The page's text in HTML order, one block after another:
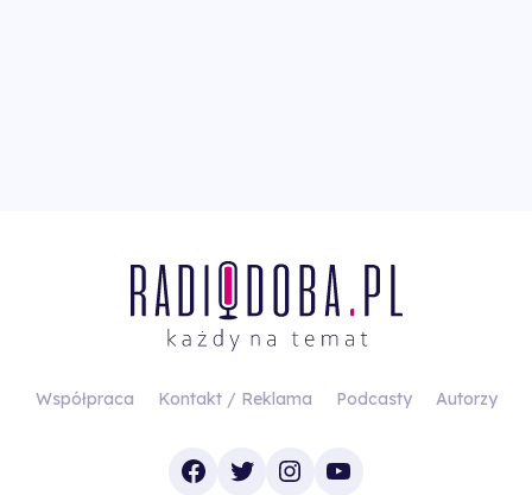
Współpraca Kontakt / Reklama Podcasty Autorzy
Facebook
TwitterInstagram
YouTube